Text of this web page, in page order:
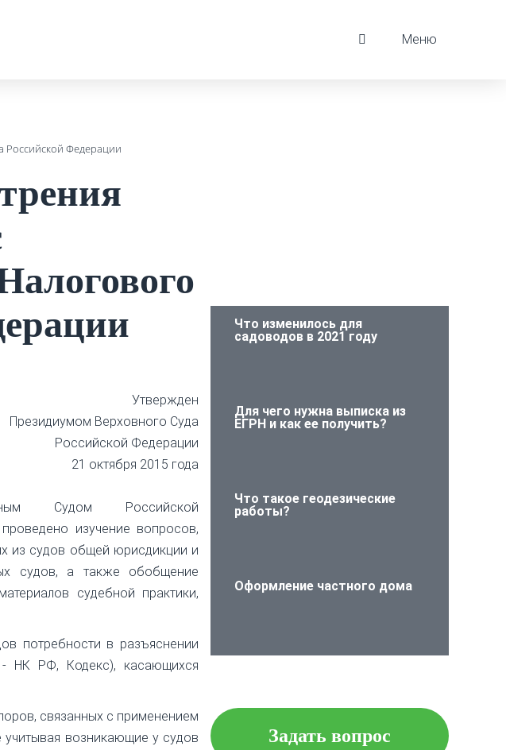
Меню
Российской Федерации
Утвержден
Президиумом Верховного Суда
Российской Федерации
21 октября 2015 года
Судом Российской
изучение вопросов,
из судов общей юрисдикции и
судов, а также обобщение
судебной практики,
потребности в разъяснении
- НК РФ, Кодекс), касающихся
связанных с применением
учитывая возникающие у судов
Что изменилось для
садоводов в 2021 году
Для чего нужна выписка из
ЕГРН и как ее получить?
Что такое геодезические
работы?
Оформление частного дома
Задать вопрос